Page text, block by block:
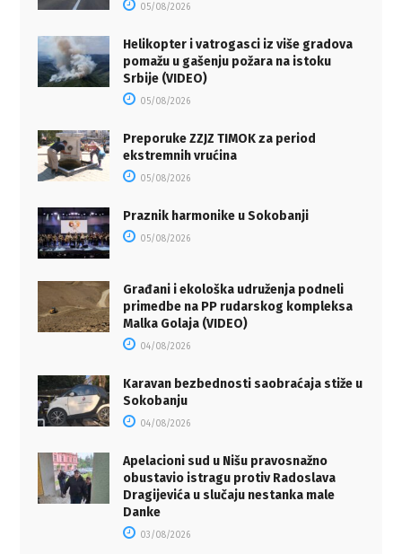
05/08/2026
Helikopter i vatrogasci iz više gradova
pomažu u gašenju požara na istoku
Srbije (VIDEO)
05/08/2026
Preporuke ZZJZ TIMOK za period
ekstremnih vrućina
05/08/2026
Praznik harmonike u Sokobanji
05/08/2026
Građani i ekološka udruženja podneli
primedbe na PP rudarskog kompleksa
Malka Golaja (VIDEO)
04/08/2026
Karavan bezbednosti saobraćaja stiže u
Sokobanju
04/08/2026
Apelacioni sud u Nišu pravosnažno
obustavio istragu protiv Radoslava
Dragijevića u slučaju nestanka male
Danke
03/08/2026